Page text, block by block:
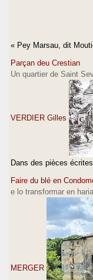
« Pey Marsau, dit
Parçan deu Crestian
Un quartier de Saint
VERDIER Gilles
Dans des pièces
Faire du blé en
e lo transformar en
MERGER